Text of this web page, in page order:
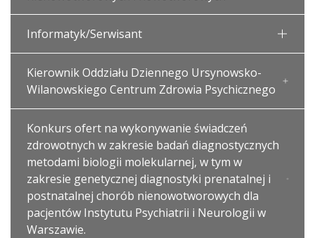
Informatyk/Serwisant
Kierownik Oddziału Dziennego Ursynowsko-
Wilanowskiego Centrum Zdrowia Psychicznego
Konkurs ofert na wykonywanie świadczeń
zdrowotnych w zakresie badań diagnostycznych
metodami biologii molekularnej, w tym w
zakresie genetycznej diagnostyki prenatalnej i
postnatalnej chorób nienowotworowych dla
pacjentów Instytutu Psychiatrii i Neurologii w
Warszawie.